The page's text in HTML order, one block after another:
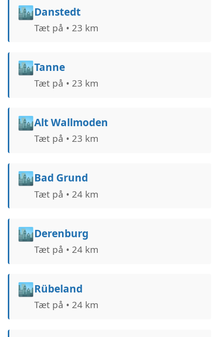
🏙️Danstedt
Tæt på • 23 km
🏙️Tanne
Tæt på • 23 km
🏙️Alt Wallmoden
Tæt på • 23 km
🏙️Bad Grund
Tæt på • 24 km
🏙️Derenburg
Tæt på • 24 km
🏙️Rübeland
Tæt på • 24 km